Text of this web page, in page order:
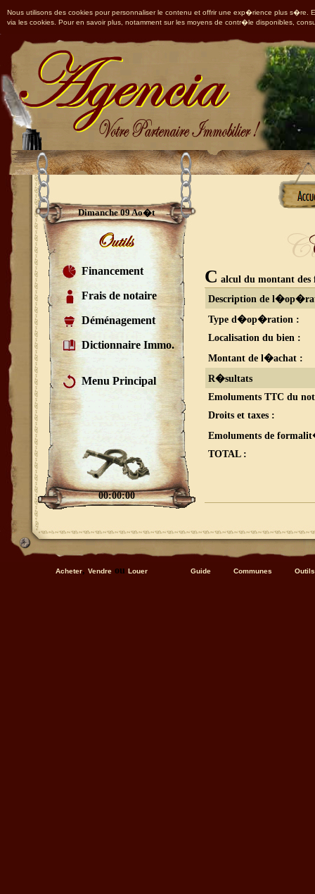
Nous utilisons des cookies pour personnaliser le contenu et offrir une exp�rience plus
via les cookies. Pour en savoir plus, notamment sur les moyens de contr�le disponibles,
Dimanche 09 Ao�t
Financement
Frais de notaire
Déménagement
Dictionnaire Immo.
Menu Principal
00:00:00
C alcul du montant des
Description de
Type d�op�ration :
Localisation du bien :
Montant de l�achat :
R�sultats
Emoluments TTC du
Droits et taxes :
Emoluments de
TOTAL:
Acheter,Vendre ouLouer Guide Communes Outils